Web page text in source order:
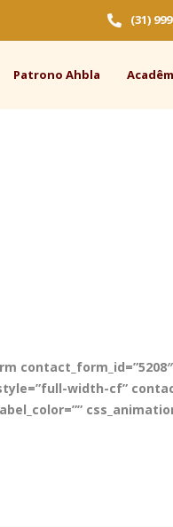
(31)
Patrono Ahbla
contact_form_id=”5208″
width-cf”